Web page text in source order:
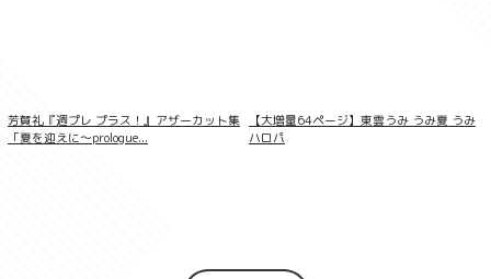
芳賀礼『週プレ プラス！』アザーカット集
「夏を迎えに〜prologue...
【大増量64ページ】東雲うみ うみ夏 うみ
ハロパ